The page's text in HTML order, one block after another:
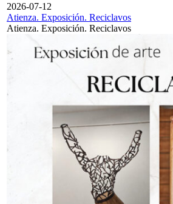
2026-07-12
Atienza. Exposición. Reciclavos
Atienza. Exposición. Reciclavos